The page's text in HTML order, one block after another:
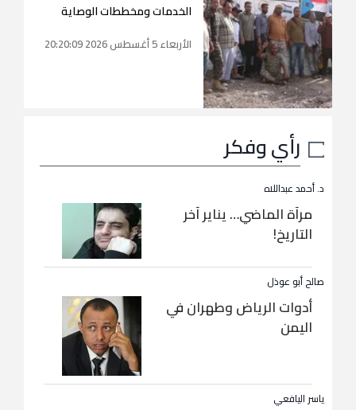
الخدمات ومخططات الوصاية
الأربعاء 5 أغسطس 2026 20:20:09
رأي وفكر
د. أحمد عبداللاه
مرآة الماضي… يناير آخر
التاريخ!
صالح أبو عوذل
أدوات الرياض وطهران في
اليمن
ياسر اليافعي